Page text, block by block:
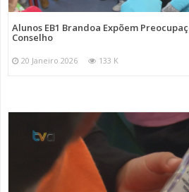
Alunos EB1 Brandoa Expõem
Conselho
20 Janeiro 2026 133 K